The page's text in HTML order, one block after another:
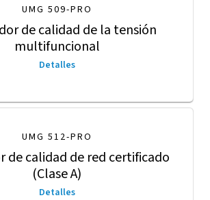
UMG 509-PRO
de calidad de la tensión
multifuncional
Detalles
UMG 512-PRO
de calidad de red certificado
(Clase A)
Detalles